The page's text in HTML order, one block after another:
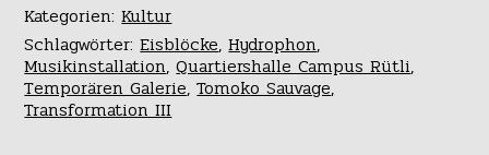
Kategorien:Kultur
Schlagwörter:Eisblöcke,Hydrophon,
Musikinstallation,Quartiershalle Campus Rütli,
Temporären Galerie,Tomoko Sauvage,
Transformation III